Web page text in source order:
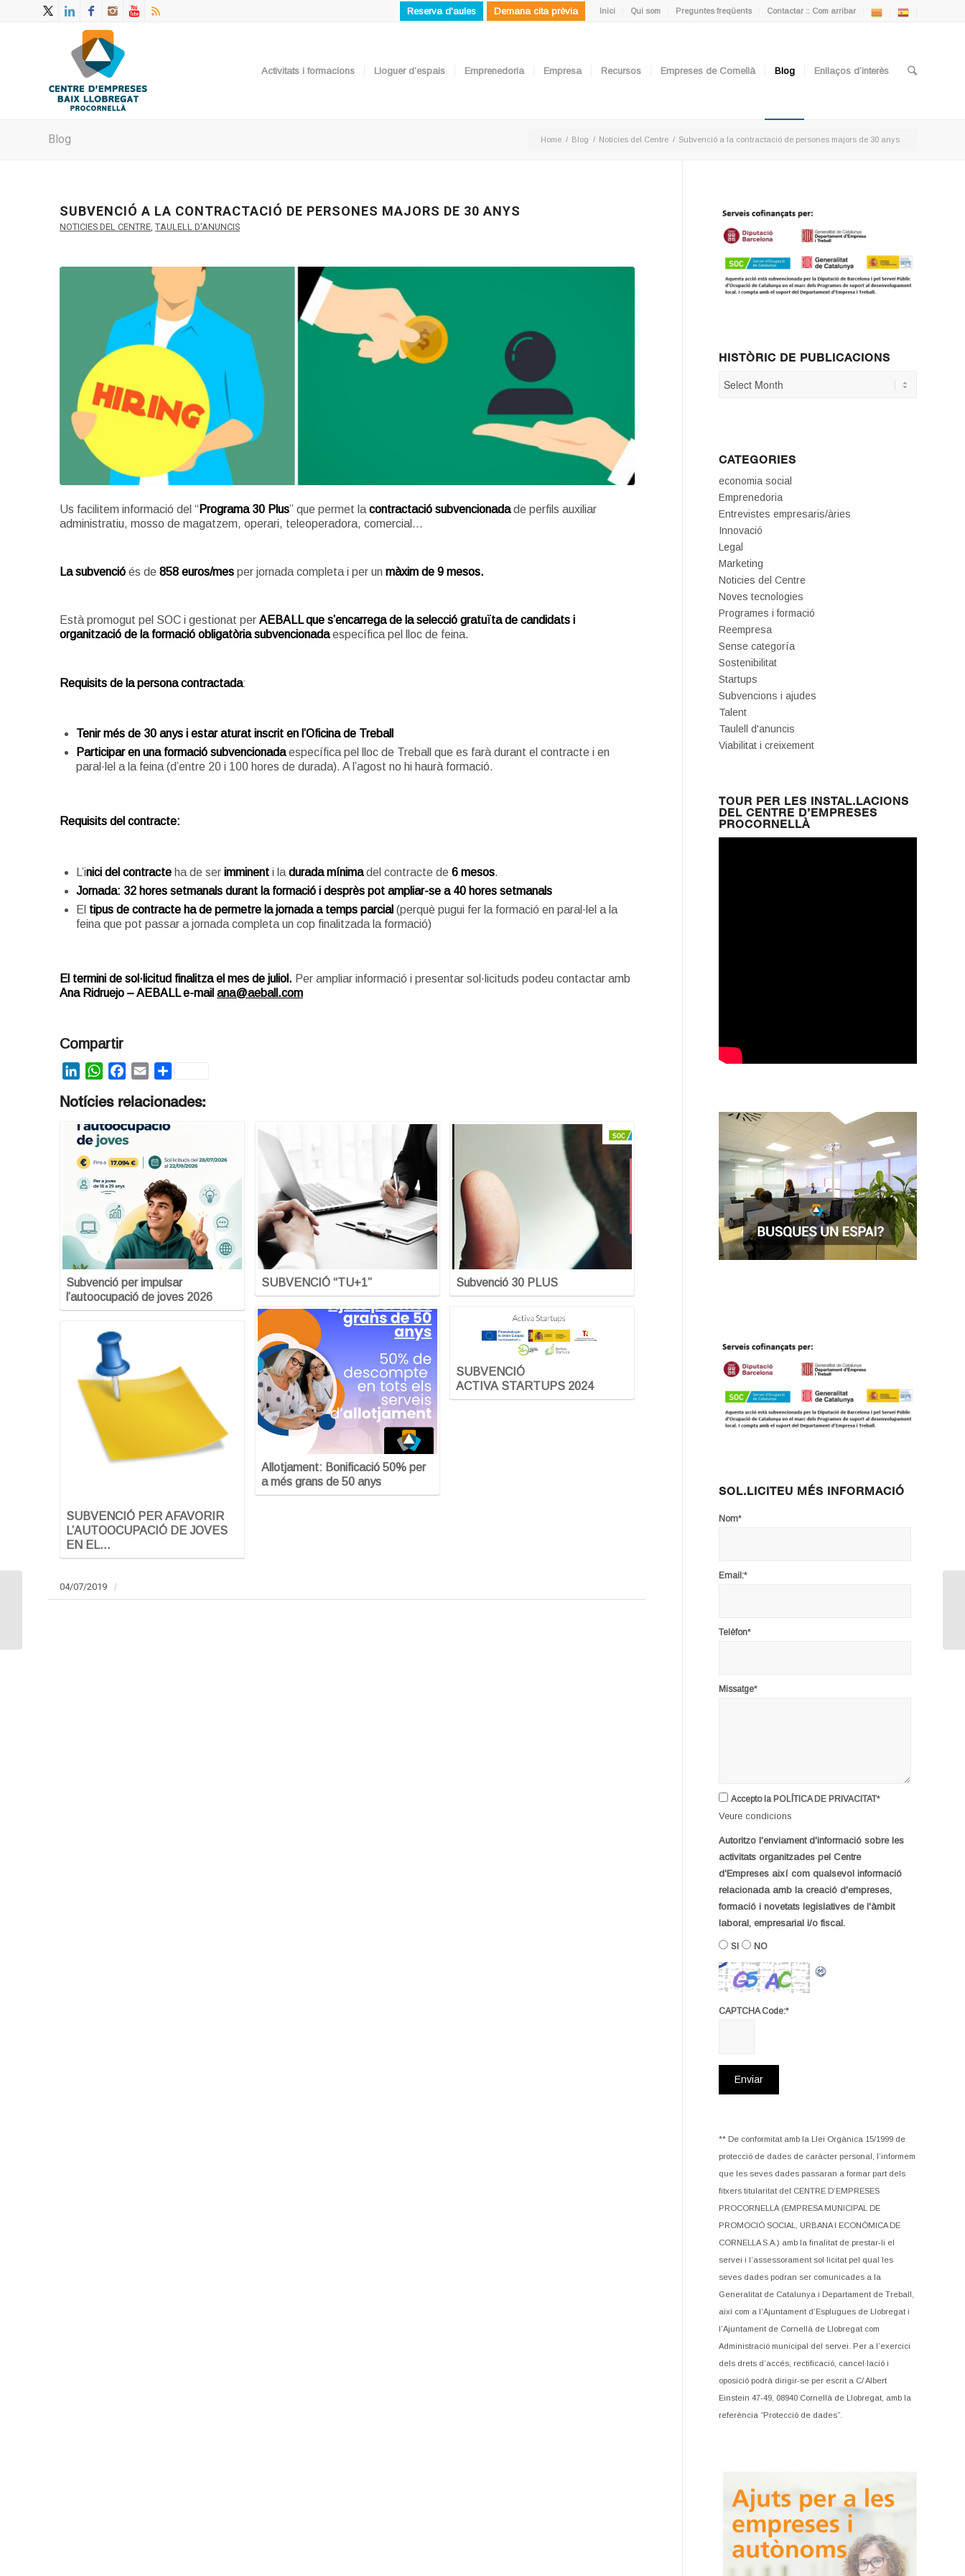
Inici Qui som Preguntes freqüents Contactar :: Com arribar
Reserva d'aules Demana cita prèvia
Activitats i formacions Lloguer d’espais Emprenedoria Empresa Recursos Empreses de Cornellà Blog Enllaços d’interès
Blog Home / Blog / Noticies del Centre / Subvenció a la contractació de persones majors de 30 anys
SUBVENCIÓ A LA CONTRACTACIÓ DE PERSONES MAJORS DE 30 ANYS
NOTICIES DEL CENTRE, TAULELL D'ANUNCIS
Us facilitem informació del “Programa 30 Plus” que permet la contractació subvencionadade perfils auxiliar
administratiu, mosso de magatzem, operari, teleoperadora, comercial…
La subvenció és de 858 euros/mes per jornada completa i per un màxim de 9 mesos.
Està promogut pel SOC i gestionat per AEBALL que s’encarrega de la selecció gratuïta de candidats i
organització de la formació obligatòria subvencionadaespecífica pel lloc de feina.
Requisits de la persona contractada:
Tenir més de 30 anys i estar aturat inscrit en l’Oficina de Treball
Participar en una formació subvencionadaespecífica pel lloc de Treball que es farà durant el contracte i en
paral·lel a la feina (d’entre 20 i 100 hores de durada). A l’agost no hi haurà formació.
Requisits del contracte:
L’inici del contracte ha de ser imminent i la durada mínimadel contracte de 6 mesos.
Jornada: 32 hores setmanals durant la formació i desprès pot ampliar-se a 40 hores setmanals
El tipus de contracte ha de permetre la jornada a temps parcial (perquè pugui fer la formació en paral·lel a la
feina que pot passar a jornada completa un cop finalitzada la formació)
El termini de sol·licitud finalitza el mes de juliol. Per ampliar informació i presentar sol·licituds podeu contactar amb
Ana Ridruejo – AEBALL e-mail ana@aeball.com
Compartir
LinkedInWhatsAppFacebook
EmailShare
Notícies relacionades:
Subvenció per impulsar
l’autoocupació de joves 2026
SUBVENCIÓ PER AFAVORIR
L’AUTOOCUPACIÓ DE JOVES
EN EL…
SUBVENCIÓ “TU+1”
Allotjament: Bonificació 50% per
a més grans de 50 anys
Subvenció 30 PLUS
SUBVENCIÓ
ACTIVA STARTUPS 2024
04/07/2019 /
HISTÒRIC DE PUBLICACIONS
CATEGORIES
economia social
Emprenedoria
Entrevistes empresaris/àries
Innovació
Legal
Marketing
Noticies del Centre
Noves tecnologies
Programes i formació
Reempresa
Sense categoría
Sostenibilitat
Startups
Subvencions i ajudes
Talent
Taulell d'anuncis
Viabilitat i creixement
TOUR PER LES INSTAL.LACIONS
DEL CENTRE D’EMPRESES
PROCORNELLÀ
SOL.LICITEU MÉS INFORMACIÓ
Nom*
Email:*
Telèfon*
Missatge*
Accepto la POLÍTICA DE PRIVACITAT*
Veure condicions
Autoritzo l'enviament d'informació sobre les
activitats organitzades pel Centre
d'Empreses així com qualsevol informació
relacionada amb la creació d'empreses,
formació i novetats legislatives de l'àmbit
laboral, empresarial i/o fiscal.
SI NO
CAPTCHA Code:*
** De conformitat amb la Llei Orgànica 15/1999 de
protecció de dades de caràcter personal, l’informem
que les seves dades passaran a formar part dels
fitxers titularitat del CENTRE D’EMPRESES
PROCORNELLÀ (EMPRESA MUNICIPAL DE
PROMOCIÓ SOCIAL, URBANA I ECONÒMICA DE
CORNELLA S.A.) amb la finalitat de prestar-li el
servei i l’assessorament sol·licitat pel qual les
seves dades podran ser comunicades a la
Generalitat de Catalunya i Departament de Treball,
així com a l’Ajuntament d’Esplugues de Llobregat i
l’Ajuntament de Cornellà de Llobregat com
Administració municipal del servei. Per a l’exercici
dels drets d’accés, rectificació, cancel·lació i
oposició podrà dirigir-se per escrit a C/ Albert
Einstein 47-49, 08940 Cornellà de Llobregat, amb la
referència “Protecció de dades”.
Dues startups del Hub